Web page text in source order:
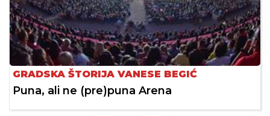
GRADSKA ŠTORIJA VANESE BEGIĆ
Puna, ali ne (pre)puna Arena